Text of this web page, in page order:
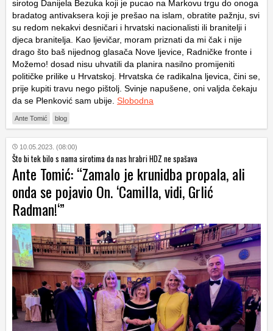
sirotog Danijela Bezuka koji je pucao na Markovu trgu do onoga
bradatog antivaksera koji je prešao na islam, obratite pažnju, svi
su redom nekakvi desničari i hrvatski nacionalisti ili branitelji i
djeca branitelja. Kao ljevičar, moram priznati da mi čak i nije
drago što baš nijednog glasača Nove ljevice, Radničke fronte i
Možemo! dosad nisu uhvatili da planira nasilno promijeniti
političke prilike u Hrvatskoj. Hrvatska će radikalna ljevica, čini se,
prije kupiti travu nego pištolj. Svinje napušene, oni valjda čekaju
da se Plenković sam ubije. Slobodna
Ante Tomić blog
10.05.2023. (08:00)
Što bi tek bilo s nama sirotima da nas hrabri HDZ ne spašava
Ante Tomić: “Zamalo je krunidba propala, ali
onda se pojavio On. ‘Camilla, vidi, Grlić
Radman!‘”